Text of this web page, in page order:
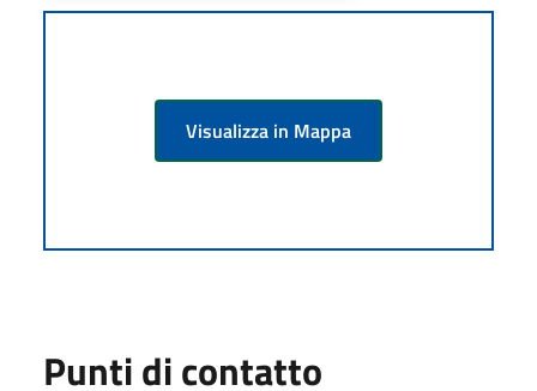
Visualizza in Mappa
Punti di contatto